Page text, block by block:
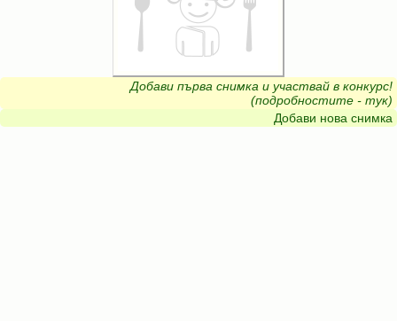
Добави първа снимка и участвай в конкурс!
(подробностите - тук)
Добави нова снимка